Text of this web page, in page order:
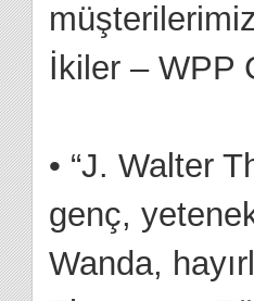
İkiler – WPP
• “J. Walter
genç,
Wanda,